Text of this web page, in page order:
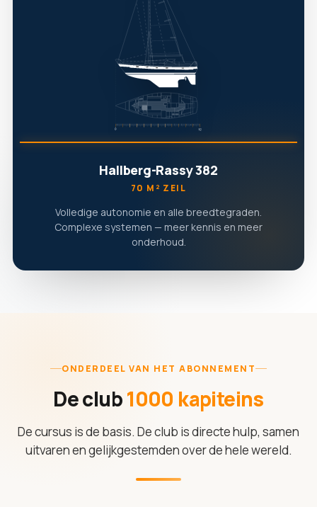
Hallberg-Rassy 382
70 M² ZEIL
Volledige autonomie en alle breedtegraden.
Complexe systemen — meer kennis en meer
onderhoud.
ONDERDEEL VAN HET ABONNEMENT
De club1000 kapiteins
De cursus is de basis. De club is directe hulp, samen
uitvaren en gelijkgestemden over de hele wereld.